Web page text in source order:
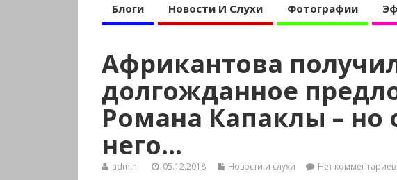
Блоги Новости И Слухи Фотографии
Африкантова
долгожданное
Романа Капаклы – но
него…
admin 05.12.2018 Новости и слухи Нет комментариев